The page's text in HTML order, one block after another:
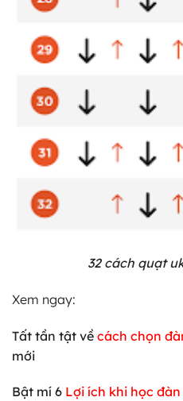
32 cách quạt
Xem ngay:
Tất tần tật về cách chọn
mới
Bật mí 6 Lợi ích khi học